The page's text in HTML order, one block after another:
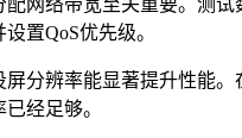
配网络带宽至关重要。测
置QoS优先级。
分辨率能显著提升性能。
经足够。